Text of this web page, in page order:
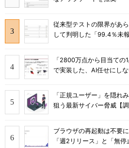
従来型テストの限界があ
して判明した「99.4％未
「2800万点から目当て
で実装した、AI任せにし
「正規ユーザー」を隠
狙う最新サイバー脅威【調
ブラウザの再起動は不要
「週2リリース」と「無停